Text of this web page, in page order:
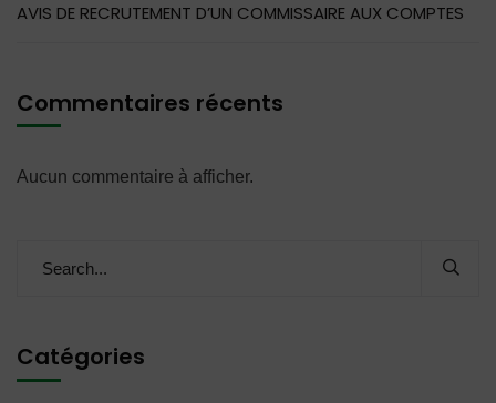
AVIS DE RECRUTEMENT D’UN COMMISSAIRE AUX COMPTES
Commentaires récents
Aucun commentaire à afficher.
Catégories